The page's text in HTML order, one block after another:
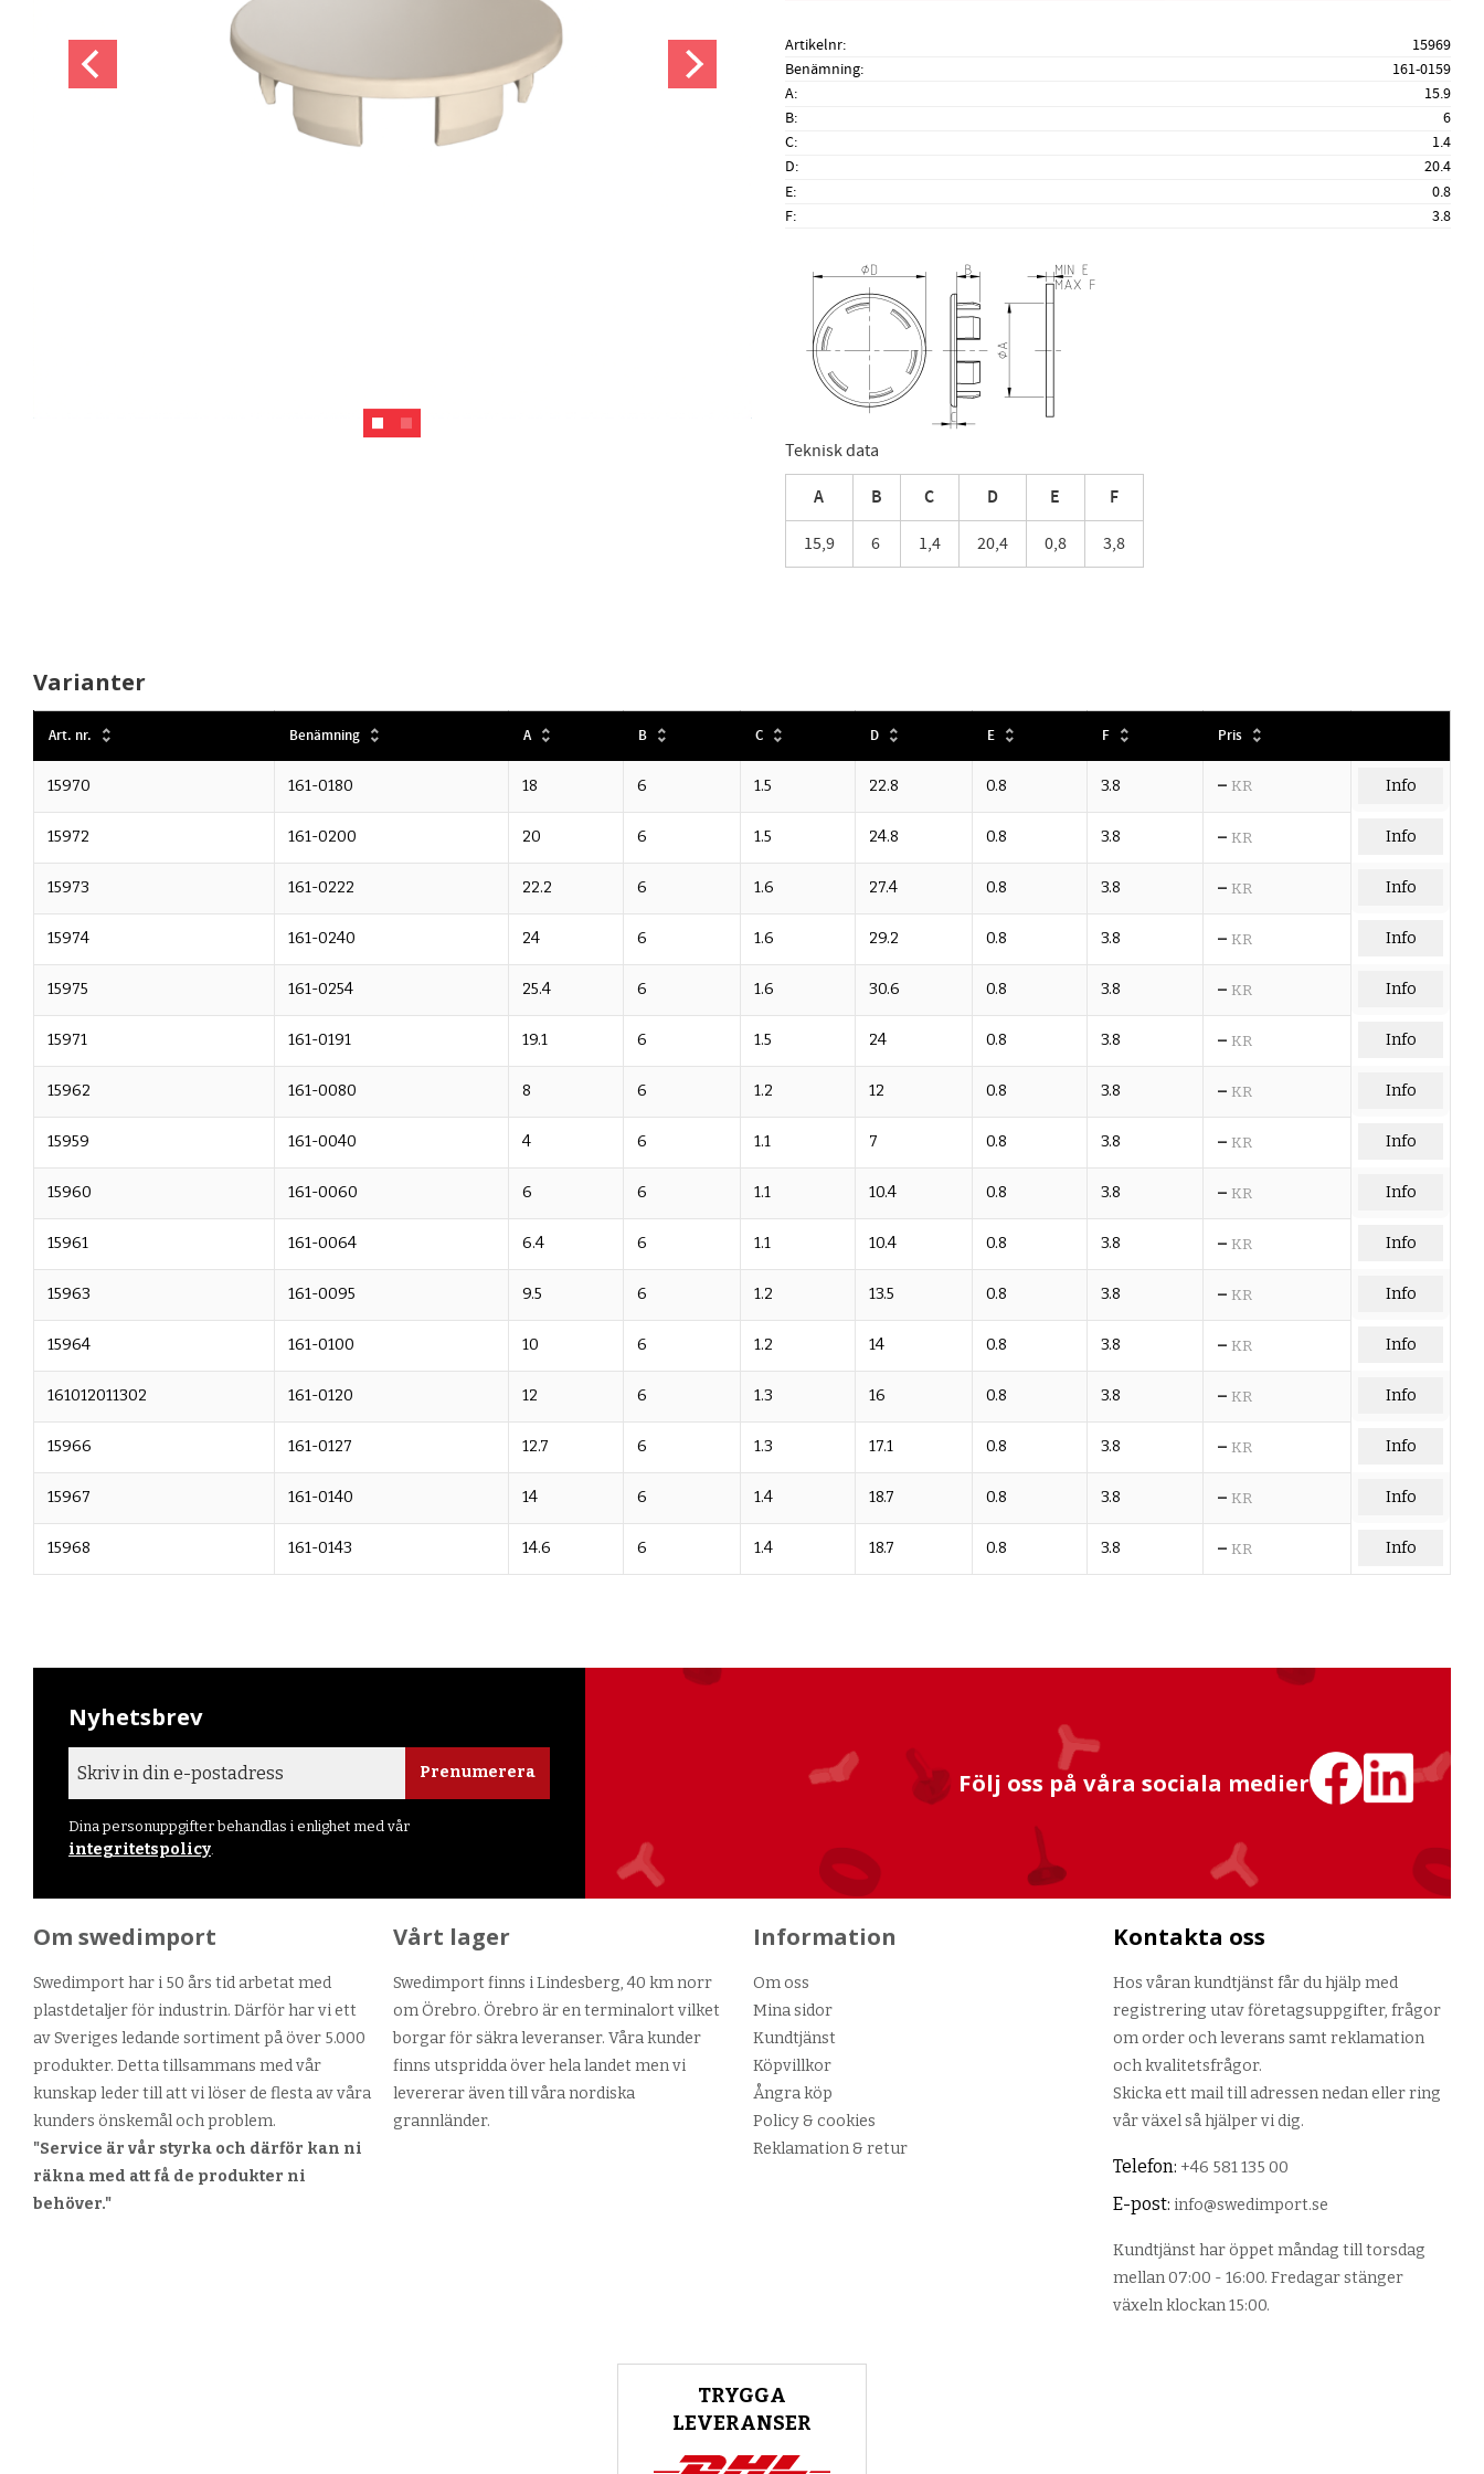
Artikelnr
15969
Benämning
161-0159
A
15.9
B
6
C
1.4
D
20.4
E
0.8
F
3.8
Teknisk data
A B C D E F
15,9 6 1,4 20,4 0,8 3,8
Varianter
Art. nr. Benämning A B C D E F Pris
15970 161-0180 18 6 1.5 22.8 0.8 3.8 – KR Info
15972 161-0200 20 6 1.5 24.8 0.8 3.8 – KR Info
15973 161-0222 22.2 6 1.6 27.4 0.8 3.8 – KR Info
15974 161-0240 24 6 1.6 29.2 0.8 3.8 – KR Info
15975 161-0254 25.4 6 1.6 30.6 0.8 3.8 – KR Info
15971 161-0191 19.1 6 1.5 24 0.8 3.8 – KR Info
15962 161-0080 8 6 1.2 12 0.8 3.8 – KR Info
15959 161-0040 4 6 1.1 7 0.8 3.8 – KR Info
15960 161-0060 6 6 1.1 10.4 0.8 3.8 – KR Info
15961 161-0064 6.4 6 1.1 10.4 0.8 3.8 – KR Info
15963 161-0095 9.5 6 1.2 13.5 0.8 3.8 – KR Info
15964 161-0100 10 6 1.2 14 0.8 3.8 – KR Info
161012011302 161-0120 12 6 1.3 16 0.8 3.8 – KR Info
15966 161-0127 12.7 6 1.3 17.1 0.8 3.8 – KR Info
15967 161-0140 14 6 1.4 18.7 0.8 3.8 – KR Info
15968 161-0143 14.6 6 1.4 18.7 0.8 3.8 – KR Info
Nyhetsbrev
Prenumerera
Dina personuppgifter behandlas i enlighet med vår
integritetspolicy
Följ oss på våra sociala medier
Om swedimport
Swedimport har i 50 års tid arbetat med
plastdetaljer för industrin. Därför har vi ett
av Sveriges ledande sortiment på över 5.000
produkter. Detta tillsammans med vår
kunskap leder till att vi löser de flesta av våra
kunders önskemål och problem.
"Service är vår styrka och därför kan ni
räkna med att få de produkter ni
behöver."
Vårt lager
Swedimport finns i Lindesberg, 40 km norr
om Örebro. Örebro är en terminalort vilket
borgar för säkra leveranser. Våra kunder
finns utspridda över hela landet men vi
levererar även till våra nordiska
grannländer.
Information
Om oss
Mina sidor
Kundtjänst
Köpvillkor
Ångra köp
Policy & cookies
Reklamation & retur
Kontakta oss
Hos våran kundtjänst får du hjälp med
registrering utav företagsuppgifter, frågor
om order och leverans samt reklamation
och kvalitetsfrågor.
Skicka ett mail till adressen nedan eller ring
vår växel så hjälper vi dig.
Telefon: +46 581 135 00
E-post: info@swedimport.se
Kundtjänst har öppet måndag till torsdag
mellan 07:00 - 16:00. Fredagar stänger
växeln klockan 15:00.
TRYGGA
LEVERANSER